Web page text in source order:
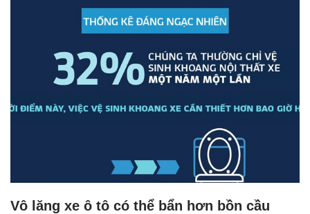
Vô lăng xe ô tô có thể bẩn hơn bồn cầu